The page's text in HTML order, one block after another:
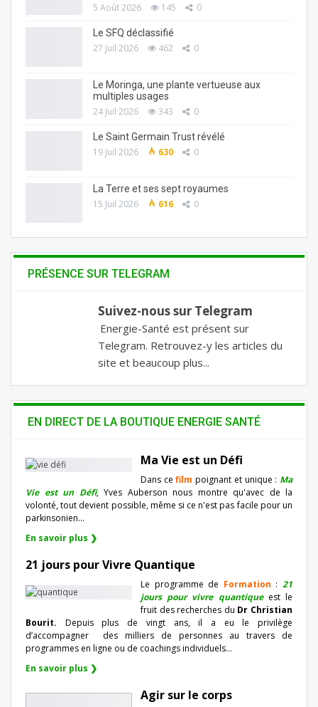
5 Août 2026 145 0
Le SFQ déclassifié
27 Juil 2026 462 0
Le Moringa, une plante vertueuse aux
multiples usages
24 Juil 2026 343 0
Le Saint Germain Trust révélé
19 Juil 2026 630 0
La Terre et ses sept royaumes
15 Juil 2026 616 0
PRÉSENCE SUR TELEGRAM
Suivez-nous sur Telegram
Energie-Santé est présent sur
Telegram. Retrouvez-y les articles du
site et beaucoup plus...
EN DIRECT DE LA BOUTIQUE ENERGIE SANTÉ
Ma Vie est un Défi
Dans cefilm poignant et unique : Ma
Vie est un Défi, Yves Auberson nous montre qu'avec de la
volonté, tout devient possible, même si ce n'est pas facile pour un
parkinsonien…
En savoir plus ❯
21 jours pour Vivre Quantique
Le programme de Formation :21
jours pour vivre quantiqueest le
fruit des recherches du Dr Christian
Bourit. Depuis plus de vingt ans, il a eu le privilège
d’accompagner
des milliers de personnes au travers de
programmes en ligne ou de coachings individuels…
En savoir plus ❯
Agir sur le corps